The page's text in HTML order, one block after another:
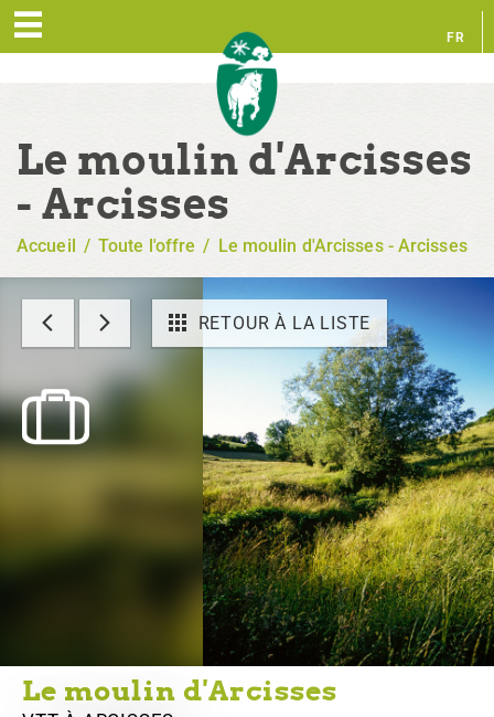
FR
Le moulin d'Arcisses
- Arcisses
Accueil / Toute l'offre / Le moulin d'Arcisses - Arcisses
RETOUR À LA LISTE
Le moulin d'Arcisses